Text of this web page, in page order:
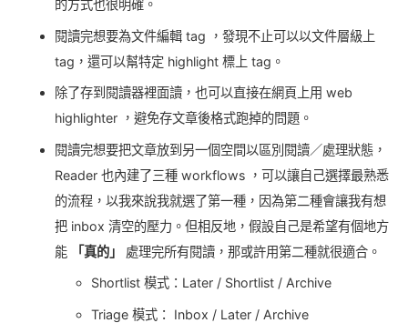
的方式也很明確。
閱讀完想要為文件編輯 tag ，發現不止可以以文件層級上
tag，還可以幫特定 highlight 標上 tag。
除了存到閱讀器裡面讀，也可以直接在網頁上用 web
highlighter ，避免存文章後格式跑掉的問題。
閱讀完想要把文章放到另一個空間以區別閱讀／處理狀態，
Reader 也內建了三種 workflows ，可以讓自己選擇最熟悉
的流程，以我來說我就選了第一種，因為第二種會讓我有想
把 inbox 清空的壓力。但相反地，假設自己是希望有個地方
能
「真的」 處理完所有閱讀，那或許用第二種就很適合。
Shortlist 模式：Later / Shortlist / Archive
Triage 模式： Inbox / Later / Archive